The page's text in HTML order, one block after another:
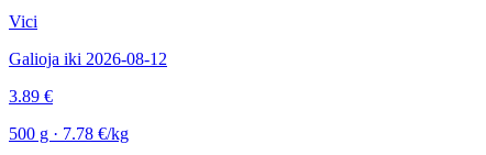
Vici
Galioja iki 2026-08-12
3.89 €
500 g · 7.78 €/kg